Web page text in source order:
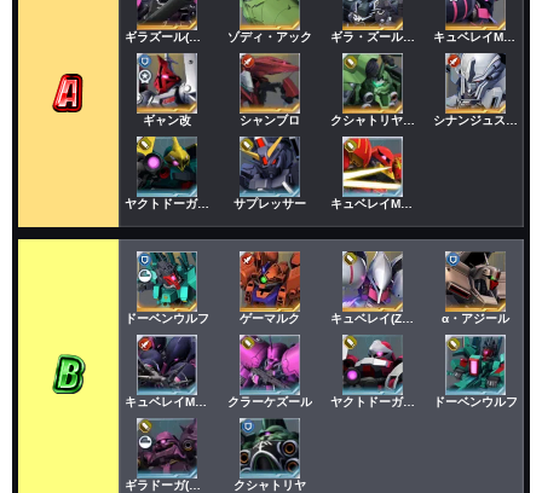
ゾディ・アック ギラ・ズール(エリク) キュベレイMk-Ⅱ(プル)
ギャン改 シャンブロ クシャトリヤ・リペアード
ヤクトドーガ(ギュネイ) サプレッサー キュベレイMkⅡ(プルツー)
ドーベンウルフ ゲーマルク キュベレイ(ZZ版) α・アジール
クラーケズール ヤクトドーガ(クェス) ドーベンウルフ
クシャトリヤ